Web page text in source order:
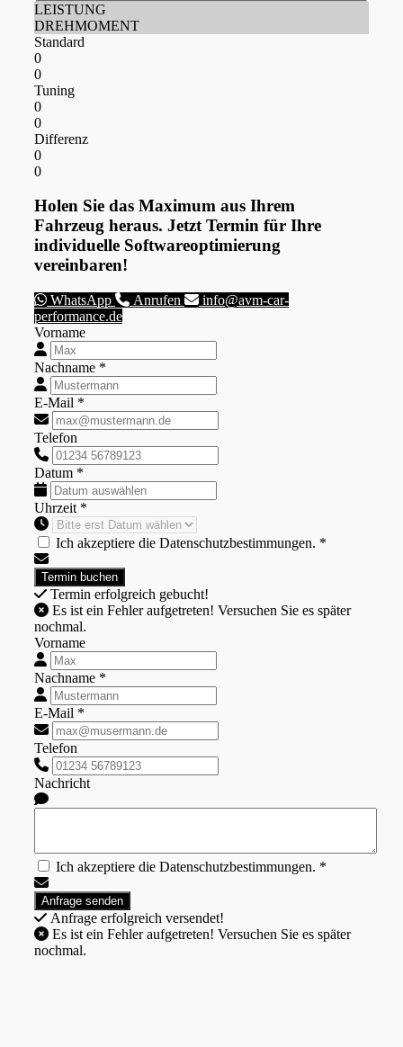
LEISTUNG
DREHMOMENT
Standard
0
0
Tuning
0
0
Differenz
0
0
Holen Sie das Maximum aus Ihrem
Fahrzeug heraus. Jetzt Termin für Ihre
individuelle Softwareoptimierung
vereinbaren!
WhatsApp Anrufen
info@avm-car-
performance.de
Vorname
Nachname *
E-Mail *
Telefon
Datum *
Uhrzeit *
Ich akzeptiere die Datenschutzbestimmungen. *
Termin erfolgreich gebucht!
nochmal.
Vorname
Nachname *
E-Mail *
Telefon
Nachricht
Ich akzeptiere die Datenschutzbestimmungen. *
Anfrage erfolgreich versendet!
nochmal.